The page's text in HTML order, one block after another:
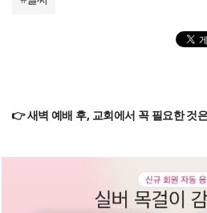
👉 새벽 예배 후, 교회에서 꼭 필요한 것